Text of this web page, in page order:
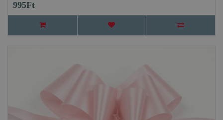
995Ft